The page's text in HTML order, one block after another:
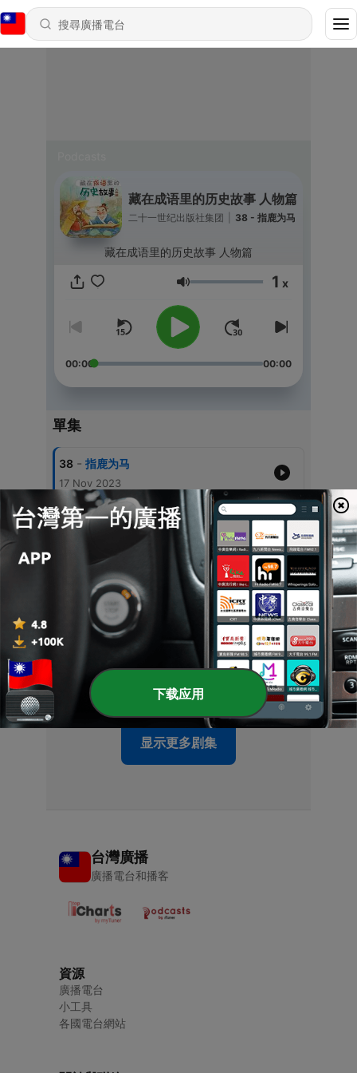
藏在成语里的历史故事 人物篇
二十一世纪出版社集团 38 - 指鹿为马
藏在成语里的历史故事 人物篇
音量 1 x
00:00 00:00
單集
38 - 指鹿为马
17 Nov 2023
37 - 饮鸠止渴
一字之师
17 Nov 2023
一诺千金
17 Nov 2023
一饭千金
17 Nov 2023
显示更多剧集
台灣廣播
廣播電台和播客
資源
廣播電台
小工具
各國電台網站
下载应用